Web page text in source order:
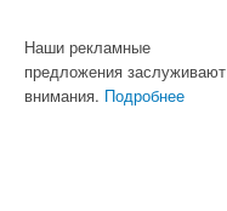
Наши рекламные
предложения заслуживают
внимания. Подробнее